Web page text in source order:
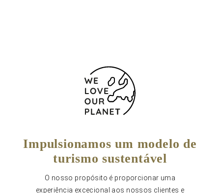
Impulsionamos um modelo de
turismo sustentável
O nosso propósito é proporcionar uma
experiência excecional aos nossos clientes e